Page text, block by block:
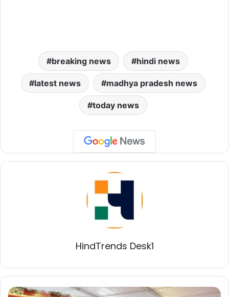
breaking news hindi news
latest news madhya pradesh news
today news
HindTrends Desk1
सीमा